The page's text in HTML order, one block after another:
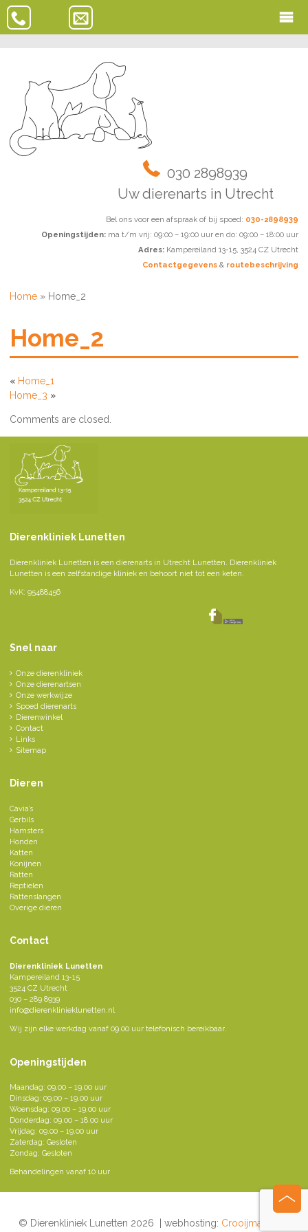
030 2898939
Uw dierenarts in Utrecht
Bel ons voor een afspraak of bij spoed: 030-2898939
Openingstijden: ma t/m vrij: 09:00 – 19:00 uur en do: 09:00 – 18:00 uur
Adres: Kampereiland 13-15, 3524 CZ Utrecht
Contactgegevens & routebeschrijving
Home » Home_2
Home_2
« Home_1
Home_3 »
Comments are closed.
Dierenkliniek Lunetten
Dierenkliniek Lunetten is een dierenarts in Utrecht Lunetten. Dierenkliniek
Lunetten is een zelfstandige kliniek en behoort niet tot een keten.
KvK: 95488456
Snel naar
Onze dierenkliniek
Onze dierenartsen
Onze werkwijze
Spoed dierenarts
Dierenwinkel
Contact
Links
Sitemap
Dieren
Cavia’s
Gerbils
Hamsters
Honden
Katten
Konijnen
Ratten
Reptielen
Rattenslangen
Overige dieren
Contact
Dierenkliniek Lunetten
Kampereiland 13-15
3524 CZ Utrecht
030 – 289 8939
info@dierenklinieklunetten.nl
Wij zijn elke werkdag vanaf 09.00 uur telefonisch bereikbaar.
Openingstijden
Maandag: 09.00 – 19.00 uur
Dinsdag: 09.00 – 19.00 uur
Woensdag: 09.00 – 19.00 uur
Donderdag: 09.00 – 18.00 uur
Vrijdag: 09.00 – 19.00 uur
Zaterdag: Gesloten
Zondag: Gesloten
Behandelingen vanaf 10 uur
© Dierenkliniek Lunetten 2026 | webhosting: Crooijmans ICT